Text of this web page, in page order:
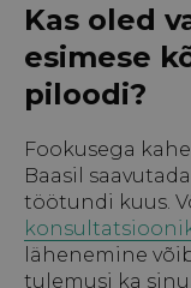
Kas oled
esimese
piloodi?
Fookusega
Baasil
töötundi kuus.
lähenemine
tulemusi ka